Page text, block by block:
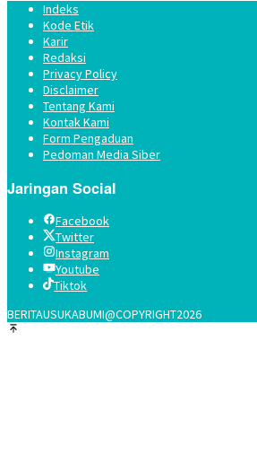
Indeks
Kode Etik
Karir
Redaksi
Privacy Policy
Disclaimer
Tentang Kami
Kontak Kami
Form Pengaduan
Pedoman Media Siber
Jaringan Social
Facebook
Twitter
Instagram
Youtube
Tiktok
BERITAUSUKABUMI@COPYRIGHT2026